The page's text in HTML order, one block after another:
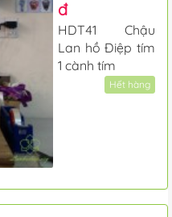
đ
HDT41 Chậu
Lan hồ Điệp tím
1 cành tím
Hết hàng